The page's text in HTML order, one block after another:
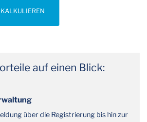
auf einen Blick:
über die Registrierung bis hin zur